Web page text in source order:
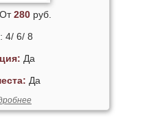
280руб.
: 4/ 6/ 8
Да
Да